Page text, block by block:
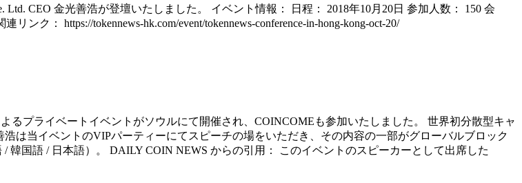
Ltd. CEO 金光善浩が登壇いたしました。 イベント情報： 日程： 2018年10月20日 参加人数： 150 会
ンク： https://tokennews-hk.com/event/tokennews-conference-in-hong-kong-oct-20/
るプライベートイベントがソウルにて開催され、COINCOMEも参加いたしました。 世界初分散型キャ
浩は当イベントのVIPパーティーにてスピーチの場をいただき、その内容の一部がグローバルブロック
国語 / 日本語）。 DAILY COIN NEWS からの引用： このイベントのスピーカーとして出席した